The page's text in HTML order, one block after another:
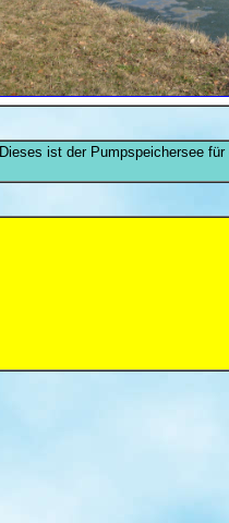
Dieses ist der Pumpspeichersee